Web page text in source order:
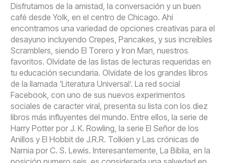
Disfrutamos de la amistad, la conversación y un buen
café desde Yolk, en el centro de Chicago. Ahí
encontramos una variedad de opciones creativas para el
desayuno incluyendo Crepes, Pancakes, y sus increíbles
Scramblers, siendo El Torero y Iron Man, nuestros
favoritos. Olvídate de las listas de lecturas requeridas en
tu educación secundaria. Olvídate de los grandes libros
de la llamada ‘Literatura Universal’. La red social
Facebook, con uno de sus nuevos experimentos
sociales de caracter viral, presenta su lista con los diez
libros más influyentes del mundo. Entre ellos, la serie de
Harry Potter por J. K. Rowling, la serie El Señor de los
Anillos y El Hobbit de J.R.R. Tolkien y Las crónicas de
Narnia por C. S. Lewis. Interesantemente, La Biblia, en la